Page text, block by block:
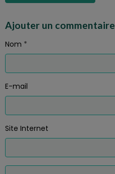
Ajouter un commentaire
Nom
E-mail
Site Internet